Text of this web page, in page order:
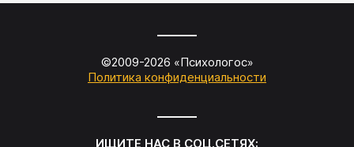
©2009-2026 «Психологос»
Политика конфиденциальности
ИЩИТЕ НАС В СОЦ.СЕТЯХ: